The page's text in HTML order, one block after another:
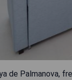
de Palmanova,